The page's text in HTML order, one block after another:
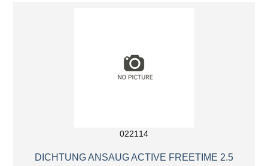
022114
DICHTUNG ANSAUG ACTIVE FREETIME 2.5